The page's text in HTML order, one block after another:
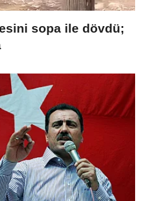
sopa ile dövdü;